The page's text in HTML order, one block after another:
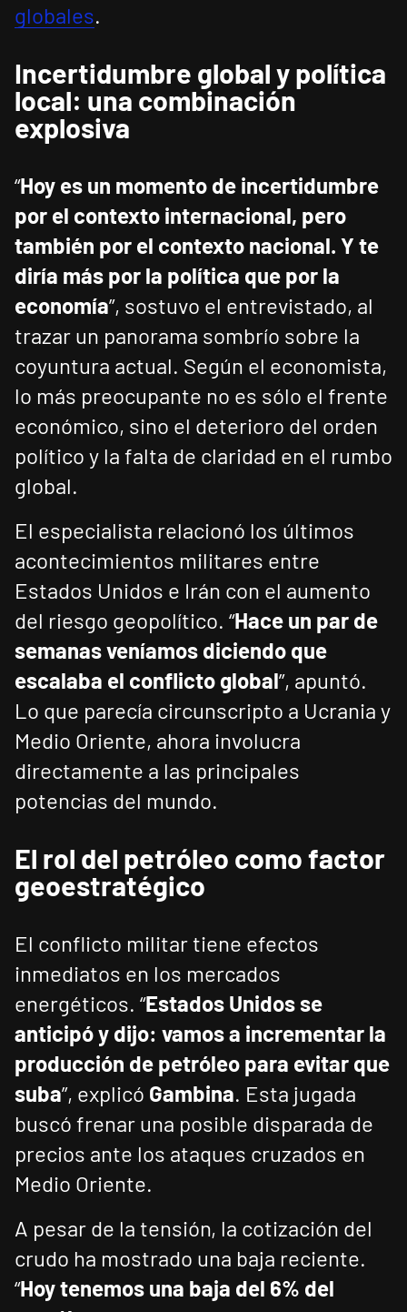
globales.
Incertidumbre global y política
local: una combinación
explosiva
“Hoy es un momento de incertidumbre
por el contexto internacional, pero
también por el contexto nacional. Y te
diría más por la política que por la
economía”, sostuvo el entrevistado, al
trazar un panorama sombrío sobre la
coyuntura actual. Según el economista,
lo más preocupante no es sólo el frente
económico, sino el deterioro del orden
político y la falta de claridad en el rumbo
global.
El especialista relacionó los últimos
acontecimientos militares entre
Estados Unidos e Irán con el aumento
del riesgo geopolítico. “Hace un par de
semanas veníamos diciendo que
escalaba el conflicto global”, apuntó.
Lo que parecía circunscripto a Ucrania y
Medio Oriente, ahora involucra
directamente a las principales
potencias del mundo.
El rol del petróleo como factor
geoestratégico
El conflicto militar tiene efectos
inmediatos en los mercados
energéticos. “Estados Unidos se
anticipó y dijo: vamos a incrementar la
producción de petróleo para evitar que
suba”, explicó Gambina. Esta jugada
buscó frenar una posible disparada de
precios ante los ataques cruzados en
Medio Oriente.
A pesar de la tensión, la cotización del
crudo ha mostrado una baja reciente.
“Hoy tenemos una baja del 6% del